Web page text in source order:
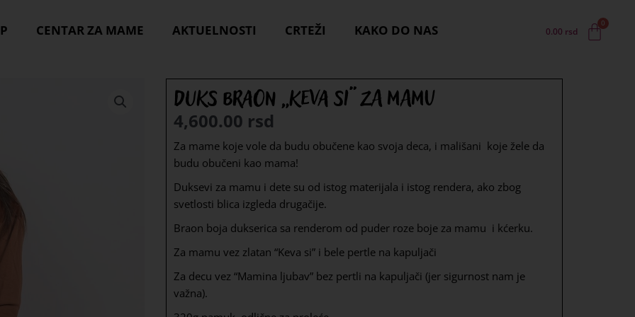
CENTAR ZA MAME AKTUELNOSTI CRTEŽI KAKO DO NAS 0.00 rsd
Duks braon „Keva si“ za mamu
4,600.00 rsd
Za mame koje vole da budu obučene kao svoja deca, i mališani koje žele da
budu obučeni kao mama!
Duksevi za mamu i dete su od istog materijala i istog rendera, ako zbog
svetlosti blica izgleda drugačije.
Braon boja dukserica sa renderom od puder roze boje za mamu i kćerku.
Za mamu vez zlatan “Keva si” i bele pertle na kapuljači
Za decu vez “Mamina ljubav” bez pertli na kapuljači (jer sigurnost nam je
važna).